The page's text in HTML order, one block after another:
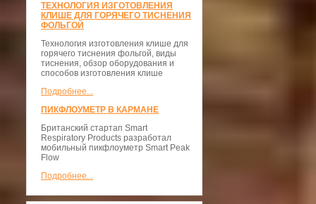
ТЕХНОЛОГИЯ ИЗГОТОВЛЕНИЯ
КЛИШЕ ДЛЯ ГОРЯЧЕГО ТИСНЕНИЯ
ФОЛЬГОЙ
Технология изготовления клише для
горячего тиснения фольгой, виды
тиснения, обзор оборудования и
способов изготовления клише
Подробнее...
ПИКФЛОУМЕТР В КАРМАНЕ
Британский стартап Smart
Respiratory Products разработал
мобильный пикфлоуметр Smart Peak
Flow
Подробнее...